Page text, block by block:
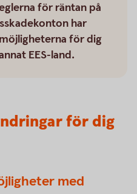
för räntan på
har
för dig
EES-land.
för dig
med